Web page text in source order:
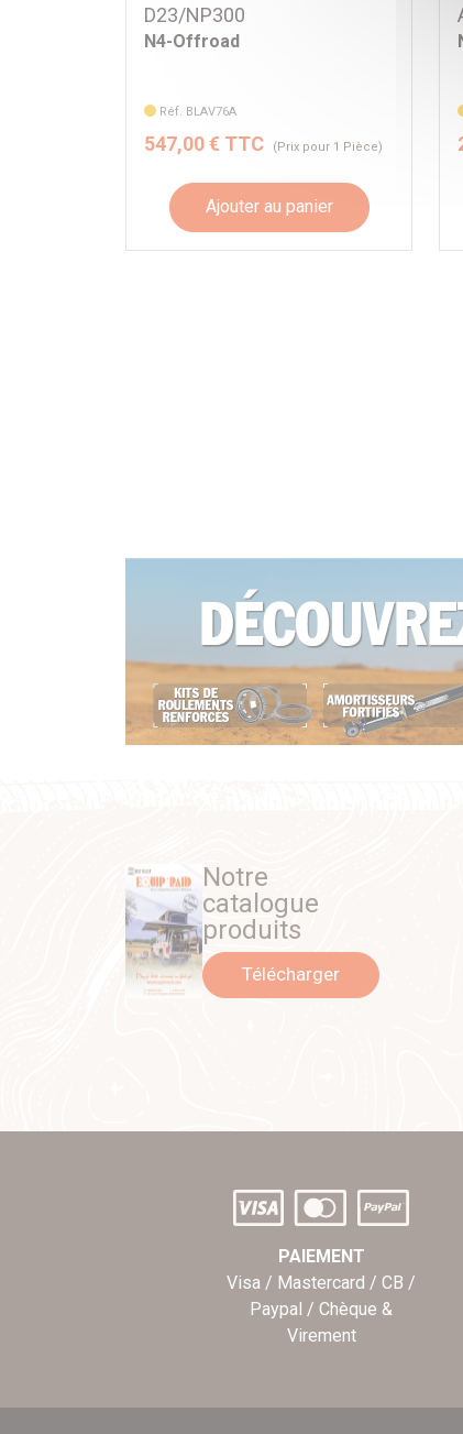
D23/NP300
N4-Offroad
Réf. BLAV76A
547,00 € TTC (Prix pour 1 Pièce)
Ajouter au panier
Notre
catalogue
produits
Télécharger
PAIEMENT
Visa / Mastercard / CB /
Paypal / Chèque &
Virement